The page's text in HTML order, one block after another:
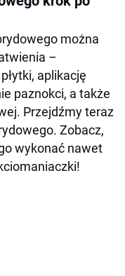
można
–
aplikację
paznokci, a także
Przejdźmy teraz
Zobacz,
wykonać nawet